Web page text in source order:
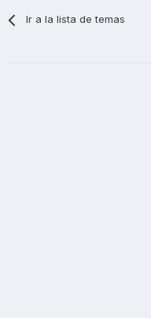
Ir a la lista de temas